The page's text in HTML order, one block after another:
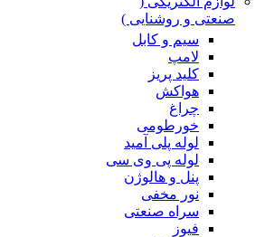
صنعتی و روشنایی )
سیم و کابل
لامپ
کلید پریز
هواکش
چراغ
خورطومی
لوله پلی آمید
لوله پی وی سی
پنل و هالوژن
نور مخفی
سراه صنعتی
فیوز